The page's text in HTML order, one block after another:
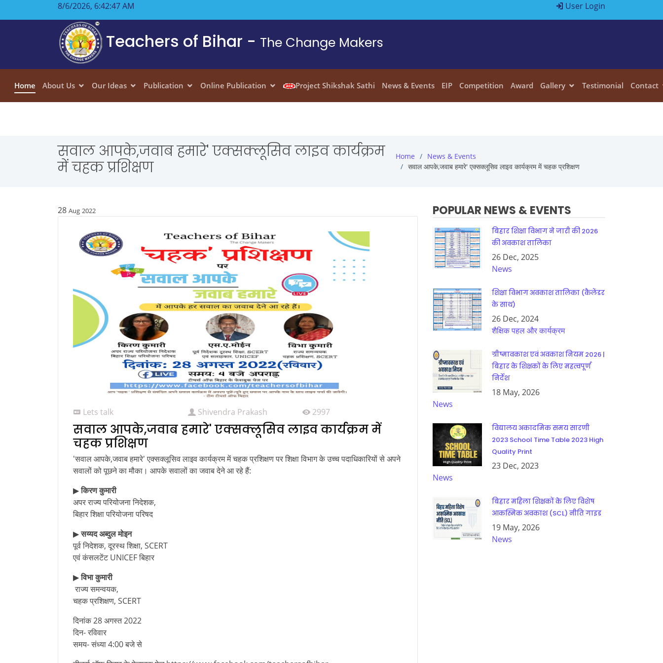
8/6/2026, 6:42:48 AM User Login
Teachers of Bihar - The Change Makers
Home About Us Our Ideas Publication Online Publication Project Shikshak Sathi News & Events EIP Competition Award Gallery Testimonial Contact
सवाल आपके,जवाब हमारे' एक्सक्लूसिव लाइव कार्यक्रम
में चहक प्रशिक्षण
Home
News & Events
सवाल आपके,जवाब हमारे' एक्सक्लूसिव लाइव कार्यक्रम में चहक प्रशिक्षण
28 Aug 2022
Lets talk Shivendra Prakash 2997
सवाल आपके,जवाब हमारे' एक्सक्लूसिव लाइव कार्यक्रम में
चहक प्रशिक्षण
'सवाल आपके,जवाब हमारे' एक्सक्लूसिव लाइव कार्यक्रम में चहक प्रशिक्षण पर शिक्षा विभाग के उच्च पदाधिकारियों से अपने
सवालों को पूछने का मौका। आपके सवालों का जवाब देने आ रहे हैं:
▶किरण कुमारी
अपर राज्य परियोजना निदेशक,
बिहार शिक्षा परियोजना परिषद
▶सय्यद अब्दुल मोइन
पूर्व निदेशक, दूरस्थ शिक्षा, SCERT
एवं कंसलटेंट UNICEF बिहार
▶विभा कुमारी
राज्य समन्वयक,
चहक प्रशिक्षण, SCERT
दिनांक 28 अगस्त 2022
दिन- रविवार
समय- संध्या 4:00 बजे से
POPULAR NEWS & EVENTS
बिहार शिक्षा विभाग ने जारी की 2026
की अवकाश तालिका
26 Dec, 2025
News
शिक्षा विभाग अवकाश तालिका (कैलेंडर
के साथ)
26 Dec, 2024
शैक्षिक पहल और कार्यक्रम
ग्रीष्मावकाश एवं अवकाश नियम 2026 |
बिहार के शिक्षकों के लिए महत्वपूर्ण
निर्देश
18 May, 2026
News
विद्यालय अकादमिक समय सारणी
2023 School Time Table 2023 High
Quality Print
23 Dec, 2023
News
बिहार महिला शिक्षकों के लिए विशेष
आकस्मिक अवकाश (SCL) नीति गाइड
19 May, 2026
News